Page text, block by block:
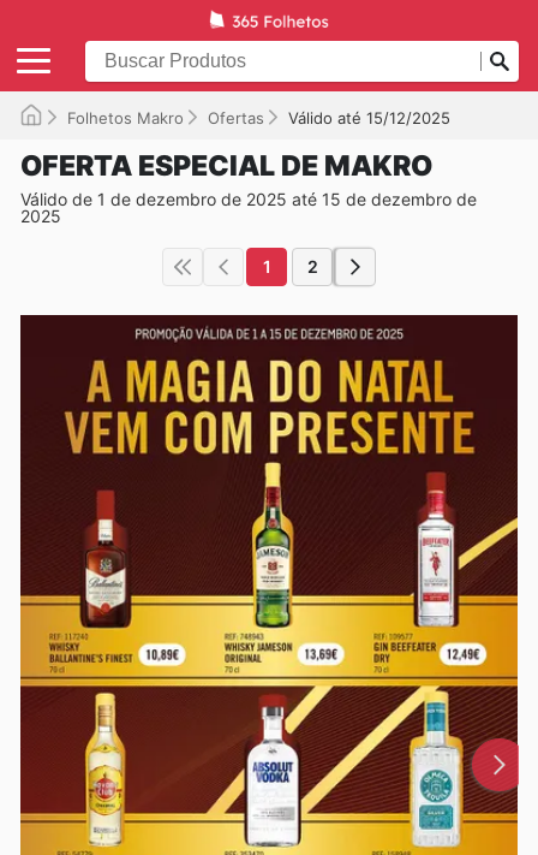
Folhetos Makro Ofertas Válido até 15/12/2025
OFERTA ESPECIAL DE MAKRO
Válido de 1 de dezembro de 2025 até 15 de dezembro de
2025
1 2